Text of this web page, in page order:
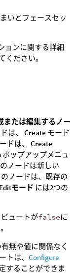
いとフェースセッ
ョンに関する詳細
ください。
または編集するノー
は、 Create モード
ドは、 Create
ポップアップメニュ
ノードは新しい
ノードは、既存の
Editモード には2つの
ュートがfalseに
無や値に関係なく
トは、 Configure
することができま